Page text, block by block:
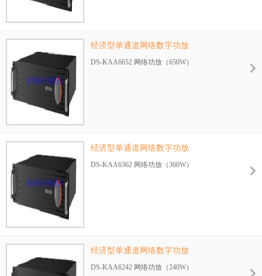
经济型单通道网络数字功放
DS-KAA6652 网络功放（650W）
经济型单通道网络数字功放
DS-KAA6362 网络功放（360W）
经济型单通道网络数字功放
DS-KAA6242 网络功放（240W）